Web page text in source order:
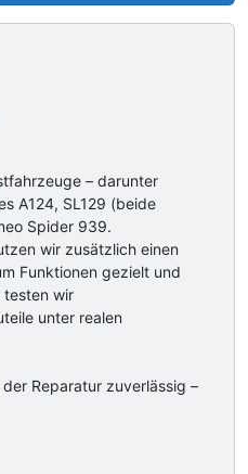
– darunter
A124, SL129 (beide
Spider 939.
wir zusätzlich einen
Funktionen gezielt und
testen wir
unter realen
Reparatur zuverlässig –